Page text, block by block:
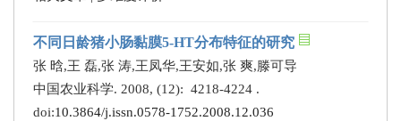
不同日龄猪小肠黏膜5-HT分布特征的研究
张 晗,王 磊,张 涛,王凤华,王安如,张 爽,滕可导
中国农业科学. 2008, (12): 4218-4224 .
doi:10.3864/j.issn.0578-1752.2008.12.036